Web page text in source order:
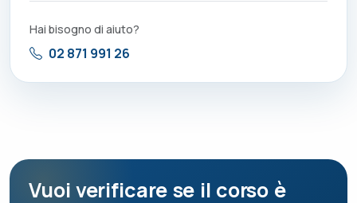
Hai bisogno di aiuto?
02 871 991 26
Vuoi verificare se il corso è